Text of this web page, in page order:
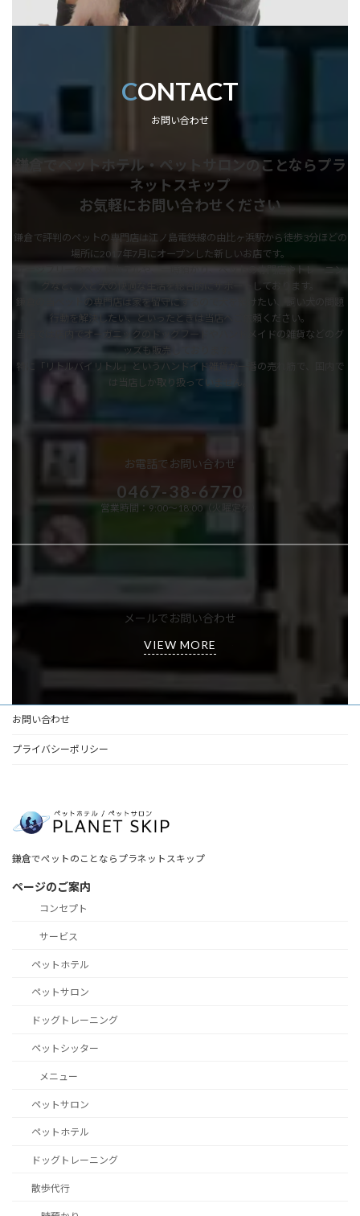
CONTACT
お問い合わせ
鎌倉でペットホテル・ペットサロンのことならプラ
ネットスキップ
お気軽にお問い合わせください
鎌倉で評判のペットの専門店は江ノ島電鉄線の由比ヶ浜駅から徒歩3分ほどの
場所に2017年7月にオープンした新しいお店です。
ケージフリーのペットホテルや、一時預かり、ペットの専門店やトレーニン
グなど、人と犬の快適な生活を総合的にサポートしております。
鎌倉の当ペットの専門店は家を留守にするので犬を預けたい、飼い犬の問題
行動を解決したい、といったときは当店へご依頼ください。
当店では店内でオーガニックのドッグフードやハンドメイドの雑貨などのグ
ッズも販売しております。
特に「リトルバイリトル」というハンドイド雑貨が一番の売れ筋で、国内で
は当店しか取り扱っていません。
お電話でお問い合わせ
0467-38-6770
営業時間：9:00～18:00（火曜定休）
メールでお問い合わせ
VIEW MORE
お問い合わせ
プライバシーポリシー
鎌倉でペットのことならプラネットスキップ
ページのご案内
コンセプト
サービス
ペットホテル
ペットサロン
ドッグトレーニング
ペットシッター
メニュー
ペットサロン
ペットホテル
ドッグトレーニング
散歩代行